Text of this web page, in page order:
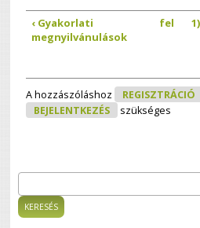
‹ Gyakorlati
megnyilvánulások
fel
A hozzászóláshoz REGISZTRÁCIÓ
BEJELENTKEZÉS
szükséges
Keresés űrlap